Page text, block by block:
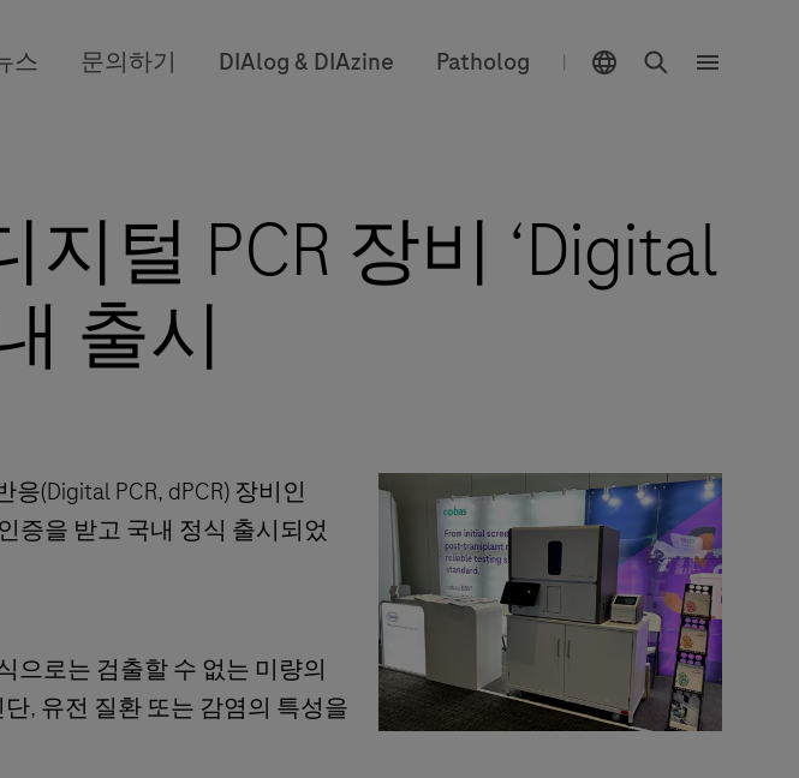
스 문의하기 DIAlog & DIAzine Patholog |
털 PCR 장비 ‘Digital
출시
(Digital PCR, dPCR) 장비인
증을 받고 국내 정식 출시되었
으로는 검출할 수 없는 미량의
, 유전 질환 또는 감염의 특성을